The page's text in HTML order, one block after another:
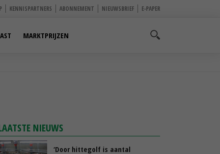
KENNISPARTNERS ABONNEMENT NIEUWSBRIEF E-PAPER
MARKTPRIJZEN
NIEUWS
‘Door hittegolf is aantal